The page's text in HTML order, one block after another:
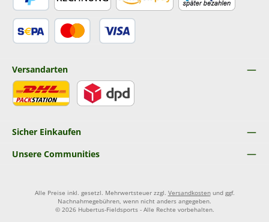
Sicher Einkaufen
Unsere Communities
Versandarten
Alle Preise inkl. gesetzl. Mehrwertsteuer zzgl. Versandkostenund ggf.
Nachnahmegebühren, wenn nicht anders angegeben.
© 2026 Hubertus-Fieldsports - Alle Rechte vorbehalten.